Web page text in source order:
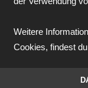
Weitere
Cookies, findest